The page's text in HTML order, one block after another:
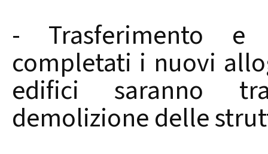
- Trasferimento e
completati i nuovi
edifici saranno
demolizione delle